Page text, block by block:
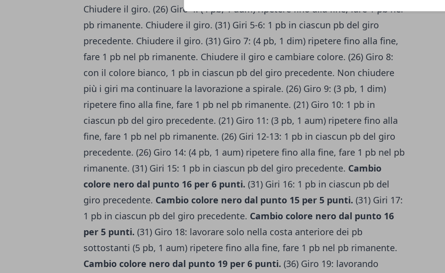
Chiudere il giro. (26) Giro 4: (4 pb, 1 aum) ripetere fino alla fine, fare 1 pb nel
pb rimanente. Chiudere il giro. (31) Giri 5-6: 1 pb in ciascun pb del giro
precedente. Chiudere il giro. (31) Giro 7: (4 pb, 1 dim) ripetere fino alla fine,
fare 1 pb nel pb rimanente. Chiudere il giro e cambiare colore. (26) Giro 8:
con il colore bianco, 1 pb in ciascun pb del giro precedente. Non chiudere
più i giri ma continuare la lavorazione a spirale. (26) Giro 9: (3 pb, 1 dim)
ripetere fino alla fine, fare 1 pb nel pb rimanente. (21) Giro 10: 1 pb in
ciascun pb del giro precedente. (21) Giro 11: (3 pb, 1 aum) ripetere fino alla
fine, fare 1 pb nel pb rimanente. (26) Giri 12-13: 1 pb in ciascun pb del giro
precedente. (26) Giro 14: (4 pb, 1 aum) ripetere fino alla fine, fare 1 pb nel pb
rimanente. (31) Giri 15: 1 pb in ciascun pb del giro precedente. Cambio
colore nero dal punto 16 per 6 punti. (31) Giri 16: 1 pb in ciascun pb del
giro precedente. Cambio colore nero dal punto 15 per 5 punti. (31) Giri 17:
1 pb in ciascun pb del giro precedente. Cambio colore nero dal punto 16
per 5 punti. (31) Giro 18: lavorare solo nella costa anteriore dei pb
sottostanti (5 pb, 1 aum) ripetere fino alla fine, fare 1 pb nel pb rimanente.
Cambio colore nero dal punto 19 per 6 punti. (36) Giro 19: lavorando